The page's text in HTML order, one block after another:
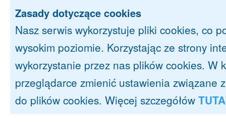
Zasady dotyczące cookies
Nasz serwis wykorzystuje pliki cookies, co
wysokim poziomie. Korzystając ze strony
wykorzystanie przez nas plików cookies. W
przeglądarce zmienić ustawienia związane
do plików cookies. Więcej szczegółów